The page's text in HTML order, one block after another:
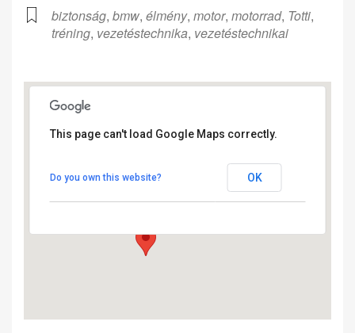
biztonság, bmw, élmény, motor, motorrad, Totti,
tréning, vezetéstechnika, vezetéstechnikai
Kakucs ring
This page can't load Google Maps correctly.
Do you own this website? OK